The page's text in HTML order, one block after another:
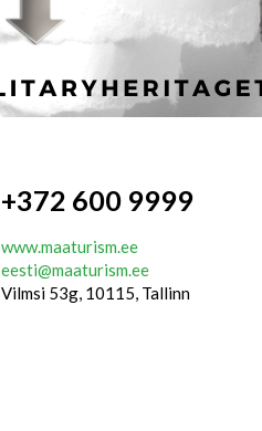
+372 600 9999
www.maaturism.ee
eesti@maaturism.ee
Vilmsi 53g, 10115, Tallinn